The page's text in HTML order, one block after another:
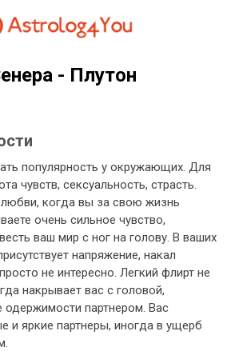
- Плутон
популярность у окружающих. Для
чувств, сексуальность, страсть.
когда вы за свою жизнь
очень сильное чувство,
ваш мир с ног на голову. В ваших
напряжение, накал
не интересно. Легкий флирт не
накрывает вас с головой,
одержимости партнером. Вас
и яркие партнеры, иногда в ущерб